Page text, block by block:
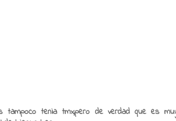
tampoco tenia tmx,pero de verdad que es